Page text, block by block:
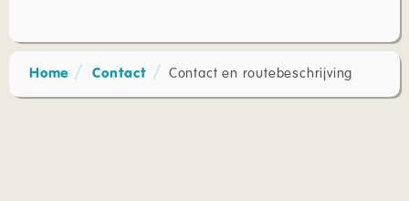
Home Contact Contact en routebeschrijving